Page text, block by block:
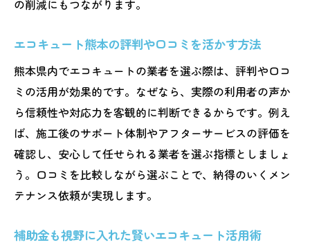
評判や口コミから選ぶ熊本のエコキュート対応
エコキュート熊本の口コミを見極める視点
信頼できるエコキュート業者を選ぶ基準
口コミで話題のエコキュート対応の特徴
エコキュート対応で重視したいサポート体
制
熊本で人気のエコキュートサービス比較
光熱費削減へ導くエコキュート管理術
の削減にもつながります。
エコキュート熊本の評判や口コミを活かす方法
熊本県内でエコキュートの業者を選ぶ際は、評判や口コ
ミの活用が効果的です。なぜなら、実際の利用者の声か
ら信頼性や対応力を客観的に判断できるからです。例え
ば、施工後のサポート体制やアフターサービスの評価を
確認し、安心して任せられる業者を選ぶ指標としましょ
う。口コミを比較しながら選ぶことで、納得のいくメン
テナンス依頼が実現します。
補助金も視野に入れた賢いエコキュート活用術